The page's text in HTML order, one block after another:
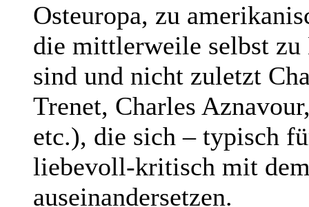
Osteuropa, zu
die mittlerweile selbst zu
sind und nicht zuletzt
Trenet, Charles
etc.), die sich – typisch
liebevoll-kritisch mit
auseinandersetzen.